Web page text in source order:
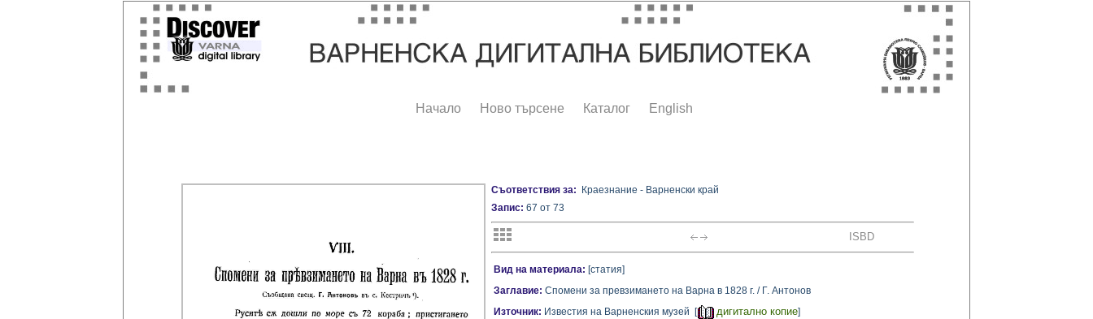
Начало Ново търсене Каталог English
Съответствия за: Краезнание - Варненски край
Запис: 67 от 73
ISBD
Вид на материала: [статия]
Заглавие: Спомени за превзимането на Варна в 1828 г. / Г. Антонов
Източник: Известия на Варненския музей [ дигитално копие]